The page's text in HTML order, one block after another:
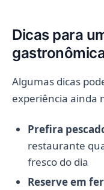
Dicas para
Algumas dicas
experiência ainda
Prefira
restaurante
fresco do dia
Reserve em